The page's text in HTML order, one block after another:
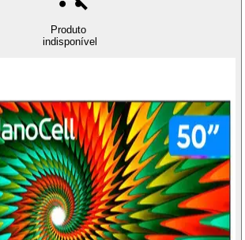
Produto
indisponível